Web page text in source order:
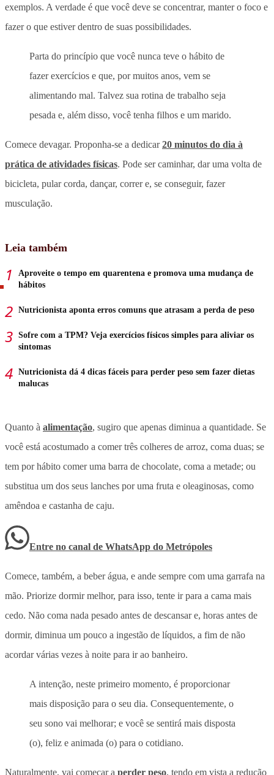
exemplos. A verdade é que você deve se concentrar, manter o foco e
fazer o que estiver dentro de suas possibilidades.
Parta do princípio que você nunca teve o hábito de
fazer exercícios e que, por muitos anos, vem se
alimentando mal. Talvez sua rotina de trabalho seja
pesada e, além disso, você tenha filhos e um marido.
Comece devagar. Proponha-se a dedicar20 minutos do dia à
prática de atividades físicas. Pode ser caminhar, dar uma volta de
bicicleta, pular corda, dançar, correr e, se conseguir, fazer
musculação.
Leia também
Aproveite o tempo em quarentena e promova uma mudança de
hábitos
Nutricionista aponta erros comuns que atrasam a perda de peso
Sofre com a TPM? Veja exercícios físicos simples para aliviar os
sintomas
Nutricionista dá 4 dicas fáceis para perder peso sem fazer dietas
malucas
Quanto à alimentação, sugiro que apenas diminua a quantidade. Se
você está acostumado a comer três colheres de arroz, coma duas; se
tem por hábito comer uma barra de chocolate, coma a metade; ou
substitua um dos seus lanches por uma fruta e oleaginosas, como
amêndoa e castanha de caju.
Entre no canal de WhatsApp do Metrópoles
Comece, também, a beber água, e ande sempre com uma garrafa na
mão. Priorize dormir melhor, para isso, tente ir para a cama mais
cedo. Não coma nada pesado antes de descansar e, horas antes de
dormir, diminua um pouco a ingestão de líquidos, a fim de não
acordar várias vezes à noite para ir ao banheiro.
A intenção, neste primeiro momento, é proporcionar
mais disposição para o seu dia. Consequentemente, o
seu sono vai melhorar; e você se sentirá mais disposta
(o), feliz e animada (o) para o cotidiano.
Naturalmente, vai começar a perder peso, tendo em vista a redução